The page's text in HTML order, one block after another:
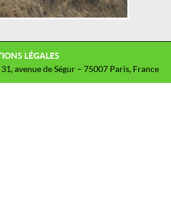
LÉGALES
avenue de Ségur – 75007 Paris, France